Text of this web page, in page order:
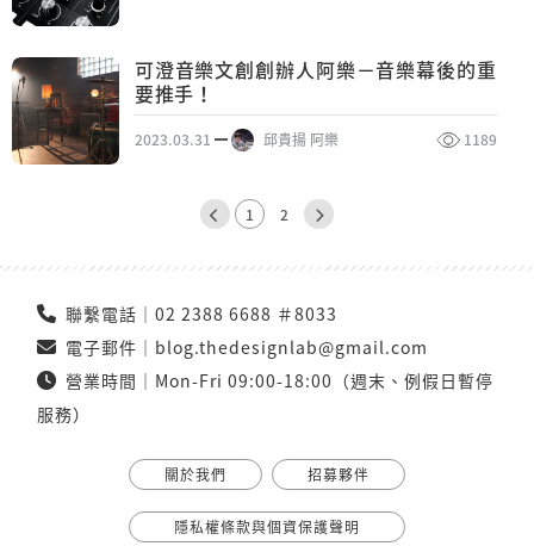
可澄音樂文創創辦人阿樂－音樂幕後的重
要推手！
2023.03.31 邱貴揚 阿樂 1189
1 2
聯繫電話｜02 2388 6688 ＃8033
電子郵件｜ blog.thedesignlab@gmail.com
營業時間｜Mon-Fri 09:00-18:00（週末、例假日暫停
服務）
關於我們 招募夥伴
隱私權條款與個資保護聲明